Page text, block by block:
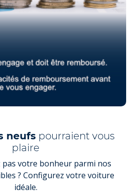
neufs pourraient vous
plaire
pas votre bonheur parmi nos
? Configurez votre voiture
idéale.